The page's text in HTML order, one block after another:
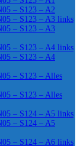
– S123 – A2
– S123 – A3 links
– S123 – A3
– S123 – A4 links
– S123 – A4
– S123 – Alles
– S123 – Alles
– S124 – A5 links
– S124 – A5
– S124 – A6 links